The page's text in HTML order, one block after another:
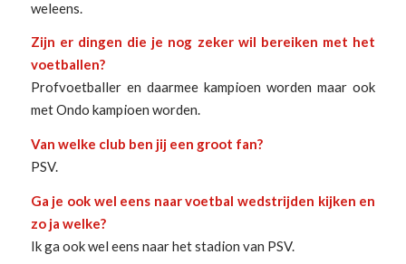
weleens.
Zijn er dingen die je nog zeker wil bereiken met het
voetballen?
Profvoetballer en daarmee kampioen worden maar ook
met Ondo kampioen worden.
Van welke club ben jij een groot fan?
PSV.
Ga je ook wel eens naar voetbal wedstrijden kijken en
zo ja welke?
Ik ga ook wel eens naar het stadion van PSV.